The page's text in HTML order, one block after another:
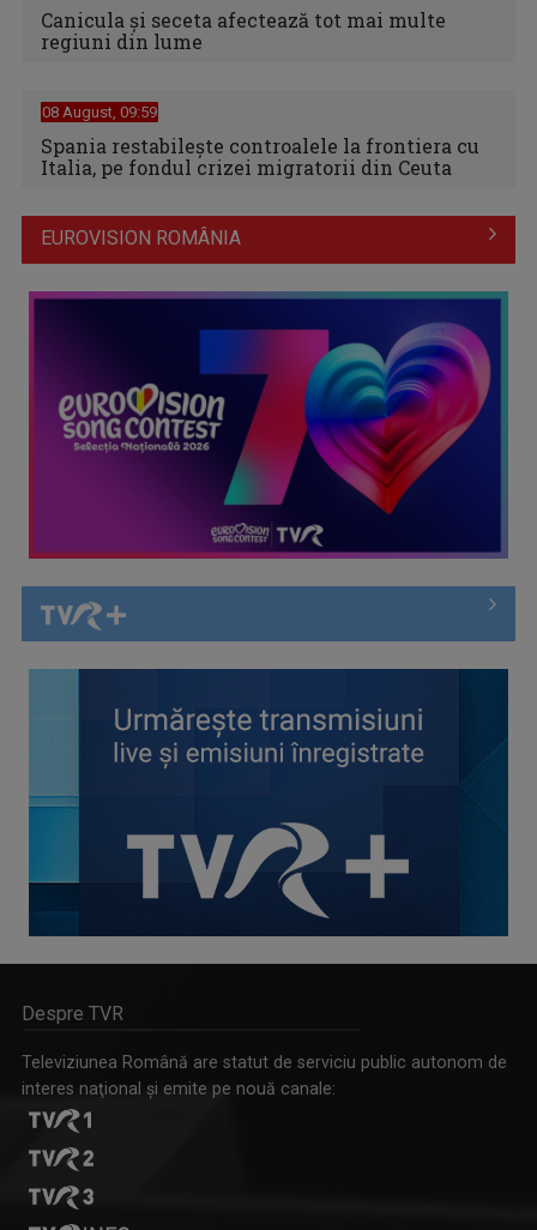
Canicula şi seceta afectează tot mai multe
regiuni din lume
08 August, 09:59
Spania restabileşte controalele la frontiera cu
Italia, pe fondul crizei migratorii din Ceuta
EUROVISION ROMÂNIA
Despre TVR
Televiziunea Română are statut de serviciu public autonom de
interes naţional şi emite pe nouă canale: